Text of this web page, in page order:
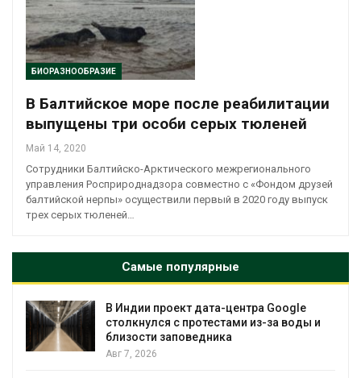
БИОРАЗНООБРАЗИЕ
В Балтийское море после реабилитации
выпущены три особи серых тюленей
Май 14, 2020
Сотрудники Балтийско-Арктического межрегионального
управления Росприроднадзора совместно с «Фондом друзей
балтийской нерпы» осуществили первый в 2020 году выпуск
трех серых тюленей…
Самые популярные
центра Google
из-за воды и
Дождевая вода с
городам